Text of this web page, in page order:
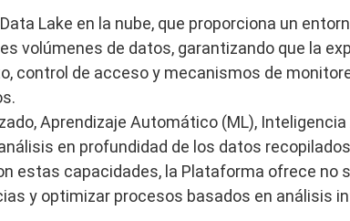
Lake en la nube, que proporciona un
volúmenes de datos, garantizando que la
control de acceso y mecanismos de
Aprendizaje Automático (ML),
en profundidad de los datos
estas capacidades, la Plataforma ofrece no
y optimizar procesos basados en análisis